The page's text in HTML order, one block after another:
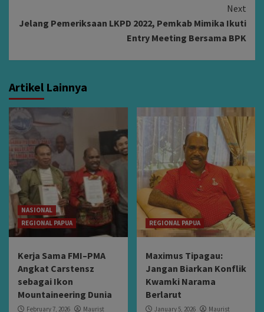
Next
Jelang Pemeriksaan LKPD 2022, Pemkab Mimika Ikuti
Entry Meeting Bersama BPK
Artikel Lainnya
NASIONAL
REGIONAL PAPUA
Kerja Sama FMI–PMA
Angkat Carstensz
sebagai Ikon
Mountaineering Dunia
February 7, 2026 Maurist
REGIONAL PAPUA
Maximus Tipagau:
Jangan Biarkan Konflik
Kwamki Narama
Berlarut
January 5, 2026 Maurist